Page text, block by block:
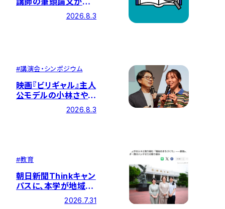
際的な学術誌に掲載
2026.8.3
#講演会・シンポジウム
映画『ビリギャル』主人
公モデルの小林さやか
氏、同著者の坪田信貴
氏による特別イベント
2026.8.3
#教育
朝日新聞Thinkキャン
パスに、本学が地域の
方々と取り組む「福祉
のまちづくり」の紹介
2026.7.31